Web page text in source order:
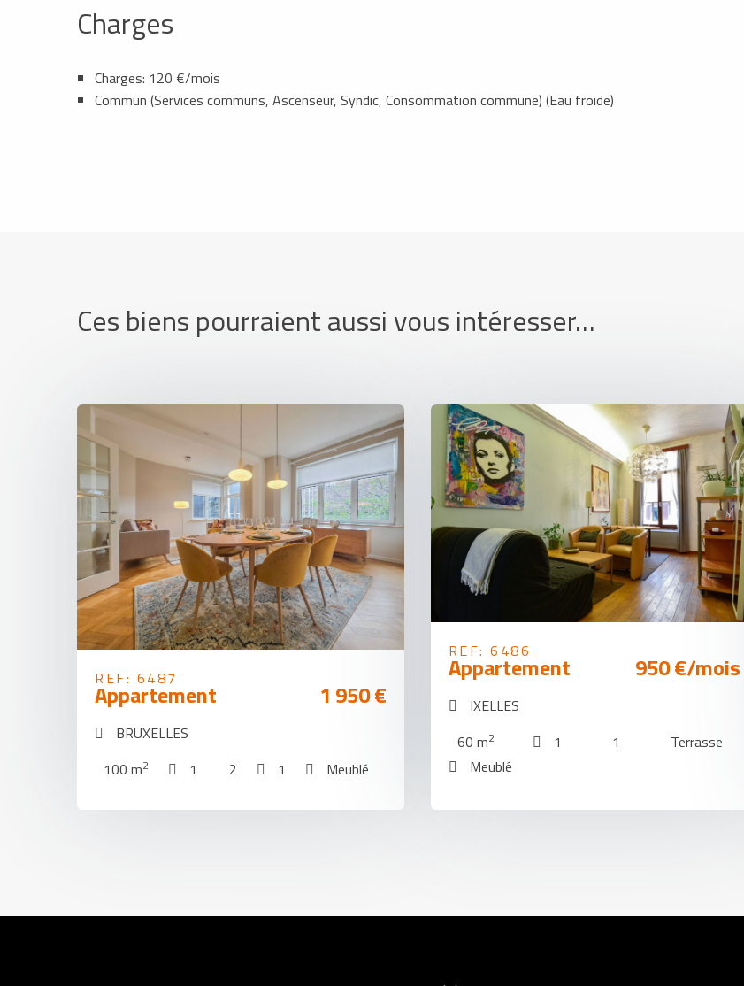
Charges
Charges: 120 €/mois
Commun (Services communs, Ascenseur, Syndic, Consommation commune) (Eau froide)
Ces biens pourraient aussi vous intéresser…
REF: 6487
Appartement 1 950 €
BRUXELLES
100 m2 1 2 1 Meublé
REF: 6486
Appartement 950 €/mois
IXELLES
60 m2 1 1
Terrasse
Meublé